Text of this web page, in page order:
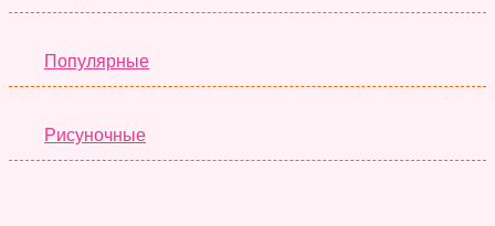
Популярные
Рисуночные